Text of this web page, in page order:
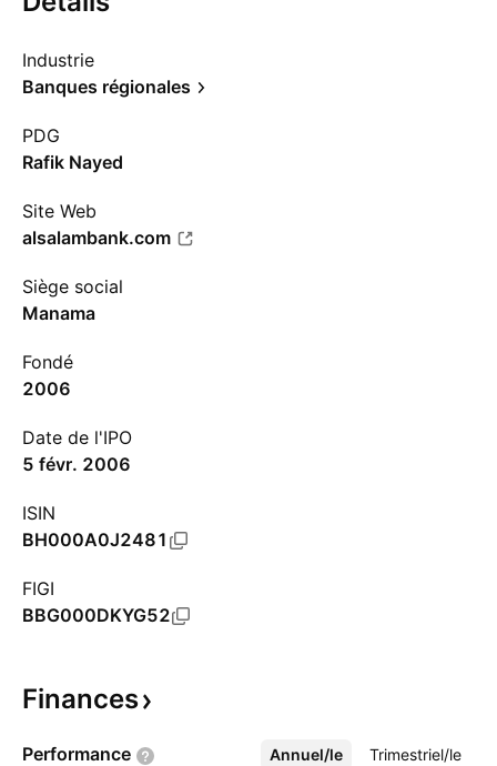
Industrie
Banques régionales
PDG
Rafik Nayed
Site Web
alsalambank.com
Siège social
Manama
Fondé
2006
Date de l'IPO
5 févr. 2006
ISIN
BH000A0J2481
FIGI
BBG000DKYG52
Finances
Performance Annuel/le Trimestriel/le
Plus